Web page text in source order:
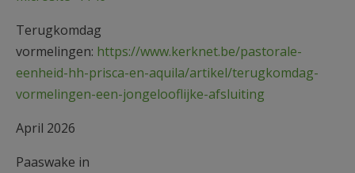
Terugkomdag
vormelingen: https://www.kerknet.be/pastorale-
eenheid-hh-prisca-en-aquila/artikel/terugkomdag-
vormelingen-een-jongelooflijke-afsluiting
April 2026
Paaswake in